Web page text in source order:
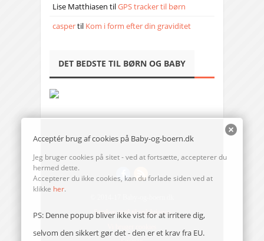
Lise Matthiasen tilGPS tracker til børn
caspertil Kom i form efter din graviditet
DET BEDSTE TIL BØRN OG BABY
Send en mail til redaktionen
Acceptér brug af cookies på Baby-og-boern.dk
Jeg bruger cookies på sitet - ved at fortsætte, accepterer du
hermed dette.
Accepterer du ikke cookies, kan du forlade siden ved at
klikke her.
PS: Denne popup bliver ikke vist for at irritere dig,
selvom den sikkert gør det - den er et krav fra EU.